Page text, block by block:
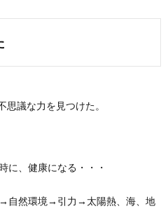
議な力を見つけた。
に、健康になる・・・
然環境→引力→太陽熱、海、地